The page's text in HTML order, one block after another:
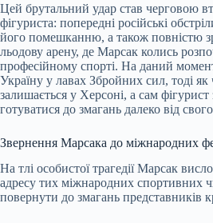
Цей брутальний удар став черговою
фігуриста: попередні російські
його помешканню, а також повністю
льодову арену, де Марсак колись
професійному спорті. На даний
Україну у лавах Збройних сил, тоді
залишається у Херсоні, а сам
готуватися до змагань далеко від
Звернення Марсака до міжнародних
На тлі особистої трагедії Марсак
адресу тих міжнародних спортивних
повернути до змагань представників